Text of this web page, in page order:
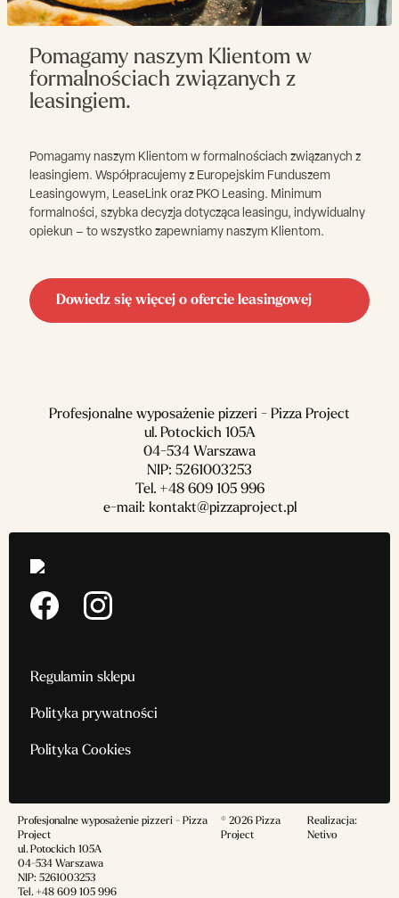
Pomagamy naszym Klientom w
formalnościach związanych z
leasingiem.
Pomagamy naszym Klientom w formalnościach związanych z
leasingiem. Współpracujemy z Europejskim Funduszem
Leasingowym, LeaseLink oraz PKO Leasing. Minimum
formalności, szybka decyzja dotycząca leasingu, indywidualny
opiekun – to wszystko zapewniamy naszym Klientom.
Dowiedz się więcej o ofercie leasingowej
Profesjonalne wyposażenie pizzeri - Pizza Project
ul. Potockich 105A
04-534 Warszawa
NIP: 5261003253
Tel. +48 609 105 996
e-mail: kontakt@pizzaproject.pl
Regulamin sklepu
Polityka prywatności
Polityka Cookies
Profesjonalne wyposażenie pizzeri - Pizza
Project
ul. Potockich 105A
04-534 Warszawa
NIP: 5261003253
Tel. +48 609 105 996
© 2026 Pizza
Project
Realizacja:
Netivo